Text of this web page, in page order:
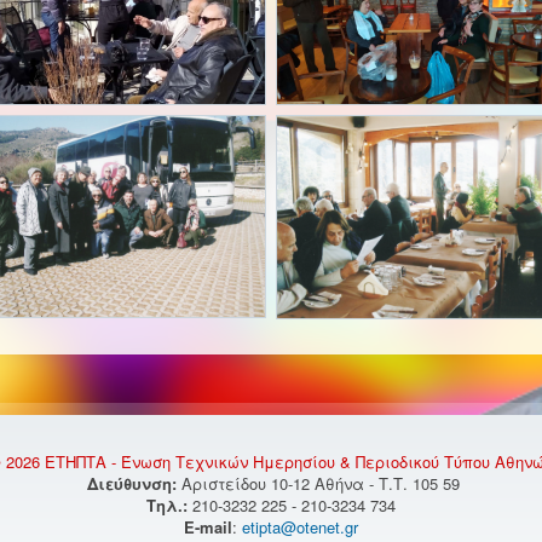
ΕΤΗΠΤΑ - Ένωση Τεχνικών Ημερησίου & Περιοδικού Τύπου
Διεύθυνση: Αριστείδου 10-12 Αθήνα - Τ.Τ. 105 59
Τηλ.: 210-3232 225 - 210-3234 734
E-mail: etipta@otenet.gr